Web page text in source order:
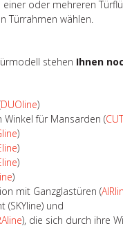
oder mehreren
Türrahmen wählen.
stehen Ihnen
DUOline)
für Mansarden (
)
)
)
)
mit Ganzglastüren (
(SKYline) und
), die sich durch ihre